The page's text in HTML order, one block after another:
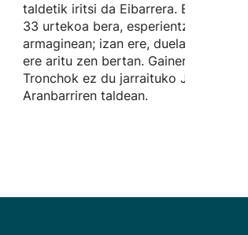
taldetik iritsi da Eibarrera.
33 urtekoa bera, esperientzia du
armaginean; izan ere, duela hamar
ere aritu zen bertan. Gainera, Angel
Tronchok ez du jarraituko Jokin
Aranbarriren taldean.